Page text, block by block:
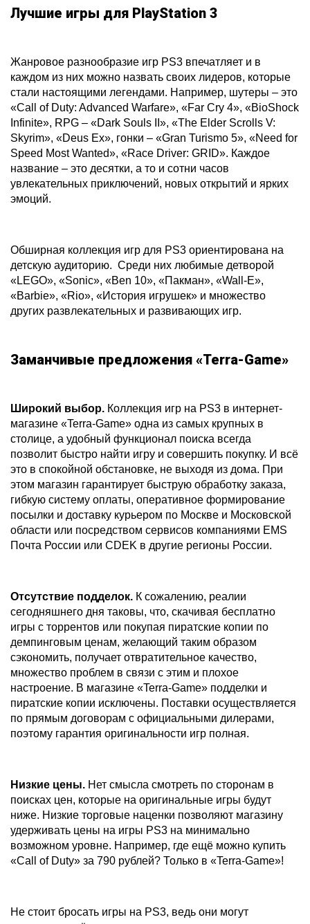
Лучшие игры для PlayStation 3
Жанровое разнообразие игр PS3 впечатляет и в
каждом из них можно назвать своих лидеров, которые
стали настоящими легендами. Например, шутеры – это
«Call of Duty: Advanced Warfare», «Far Cry 4», «BioShock
Infinite», RPG – «Dark Souls II», «The Elder Scrolls V:
Skyrim», «Deus Ex», гонки – «Gran Turismo 5», «Need for
Speed Most Wanted», «Race Driver: GRID». Каждое
название – это десятки, а то и сотни часов
увлекательных приключений, новых открытий и ярких
эмоций.
Обширная коллекция игр для PS3 ориентирована на
детскую аудиторию. Среди них любимые детворой
«LEGO», «Sonic», «Ben 10», «Пакман», «Wall-E»,
«Barbie», «Rio», «История игрушек» и множество
других развлекательных и развивающих игр.
Заманчивые предложения «Terra-Game»
Широкий выбор. Коллекция игр на PS3 в интернет-
магазине «Terra-Game» одна из самых крупных в
столице, а удобный функционал поиска всегда
позволит быстро найти игру и совершить покупку. И всё
это в спокойной обстановке, не выходя из дома. При
этом магазин гарантирует быструю обработку заказа,
гибкую систему оплаты, оперативное формирование
посылки и доставку курьером по Москве и Московской
области или посредством сервисов компаниями EMS
Почта России или CDEK в другие регионы России.
Отсутствие подделок. К сожалению, реалии
сегодняшнего дня таковы, что, скачивая бесплатно
игры с торрентов или покупая пиратские копии по
демпинговым ценам, желающий таким образом
сэкономить, получает отвратительное качество,
множество проблем в связи с этим и плохое
настроение. В магазине «Terra-Game» подделки и
пиратские копии исключены. Поставки осуществляется
по прямым договорам с официальными дилерами,
поэтому гарантия оригинальности игр полная.
Низкие цены. Нет смысла смотреть по сторонам в
поисках цен, которые на оригинальные игры будут
ниже. Низкие торговые наценки позволяют магазину
удерживать цены на игры PS3 на минимально
возможном уровне. Например, где ещё можно купить
«Call of Duty» за 790 рублей? Только в «Terra-Game»!
Не стоит бросать игры на PS3, ведь они могут